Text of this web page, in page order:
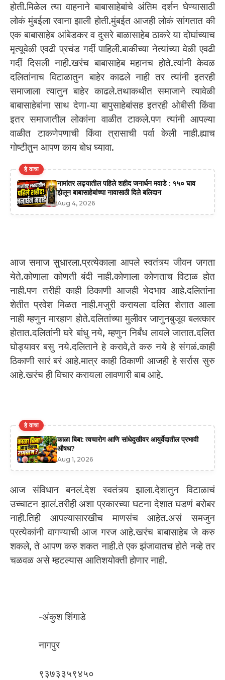
होती.मिळेल त्या वाहनाने बाबासाहेबांचे अंतिम दर्शन घेण्यासाठी
लोकं मुंबईला रवाना झाली होती.मुंबईत आजही लोकं सांगतात की
एक बाबासाहेब आंबेडकर व दुसरे बाळासाहेब ठाकरे या दोघांच्याच
मृत्यूवेळी एवढी प्रचंड गर्दी पाहिली.बाकीच्या नेत्यांच्या वेळी एवढी
गर्दी दिसली नाही.खरंच बाबासाहेब महानच होते.त्यांनी केवळ
दलितांनाच विटाळातुन बाहेर काढले नाही तर त्यांनी इतरही
समाजाला त्यातुन बाहेर काढले.तथाकथीत समाजाने त्यावेळी
बाबासाहेबांना साथ देणा-या बापुसाहेबांसह इतरही ओबीसी किंवा
इतर समाजातील लोकांना वाळीत टाकले.पण त्यांनी आपल्या
वाळीत टाकणेपणाची किंवा त्रासाची पर्वा केली नाही.ह्याच
गोष्टीतुन आपण काय बोध घ्यावा.
हे वाचा
नामांतर लढ्यातील पहिले शहीद जनार्धन मवाडे : १५० घाव
झेलून बाबासाहेबांच्या नावासाठी दिले बलिदान
Aug 4, 2026
आज समाज सुधारला.प्रत्येकाला आपले स्वतंत्र्य जीवन जगता
येते.कोणाला कोणती बंदी नाही.कोणाला कोणताच विटाळ होत
नाही.पण तरीही काही ठिकाणी आजही भेदभाव आहे.दलितांना
शेतीत प्रवेश मिळत नाही.मजुरी करायला दलित शेतात आला
नाही म्हणुन मारहाण होते.दलितांच्या मुलीवर जाणुनबुजूव बलत्कार
होतात.दलितांनी घरे बांधु नये, म्हणुन निर्बंध लावले जातात.दलित
घोड्यावर बसु नये.दलिताने हे करावे,ते करु नये हे संगळं.काही
ठिकाणी सारं बरं आहे.मात्र काही ठिकाणी आजही हे सर्रास सुरु
आहे.खरंच ही विचार करायला लावणारी बाब आहे.
हे वाचा
काळा बिबा: त्वचारोग आणि सांधेदुखीवर आयुर्वेदातील प्रभावी
औषध?
Aug 1, 2026
आज संविधान बनलं.देश स्वतंत्र्य झाला.देशातुन विटाळाचं
उच्चाटन झालं.तरीही अशा प्रकारच्या घटना देशात घडणं बरोबर
नाही.तिही आपल्यासारखीच माणसंच आहेत.असं समजुन
प्रत्येकांनी वागण्याची आज गरज आहे.खरंच बाबासाहेब जे करु
शकले, ते आपण करु शकत नाही.ते एक झंजावातच होते नव्हे तर
चळवळ असे म्हटल्यास आतिशयोक्ती होणार नाही.
-अंकुश शिंगाडे
नागपुर
९३७३३५९४५०